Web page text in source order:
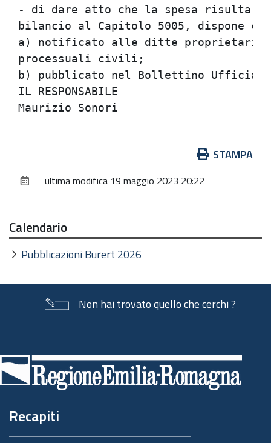
documento
STAMPA
ultima modifica 19 maggio 2023 20:22
Calendario
Pubblicazioni Burert 2026
Non hai trovato quello che cerchi ?
di
pagina
Recapiti